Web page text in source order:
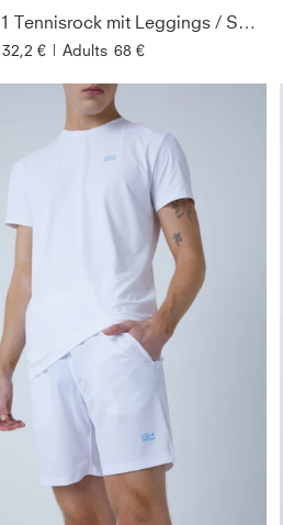
2-in-1 Tennisrock mit Leggings / Skapri, schwarz
32,2 € | Adults 68 €